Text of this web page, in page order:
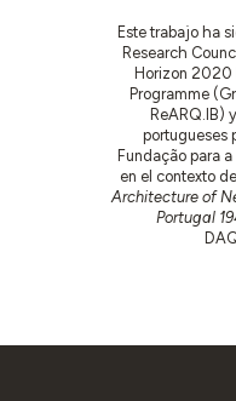
Este trabajo ha
Research
Horizon 2020
Programme
ReARQ.IB)
portugueses
Fundação para a
en el contexto
Architecture of
Portugal